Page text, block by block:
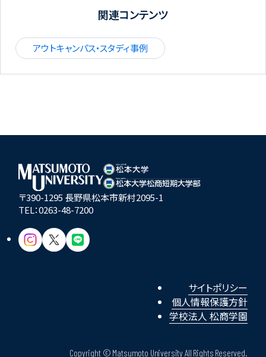
関連コンテンツ
アウトキャンパス・スタディ事例
〒390-1295 長野県松本市新村2095-1
TEL：0263-48-7200
サイトポリシー
個人情報保護方針
学校法人 松商学園
Copyright © Matsumoto University All Rights Reserved.